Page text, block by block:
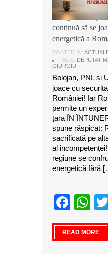
Marian Mina,
Giurgiu:
continuă să se
energetică a
POSTED IN:
TAGS: DEPUTAT
GIURGIU
Bolojan, PNL și
joace cu
României! Iar
permite un
țara ÎN
spune răspicat:
sacrificată pe
al
regiune se
energetică fără
READ MORE